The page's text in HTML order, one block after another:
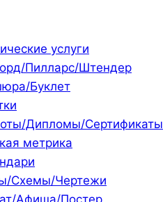
услуги
Пилларс/Штендер
Буклет
Дипломы/Сертификаты
метрика
Схемы/Чертежи
Афиша/Постер